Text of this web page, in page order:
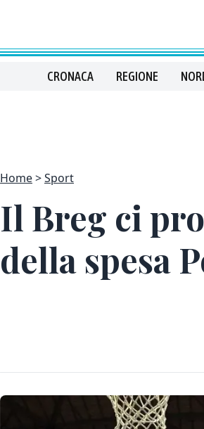
CRONACA REGIONE
Home Sport
Il Breg ci
della spesa